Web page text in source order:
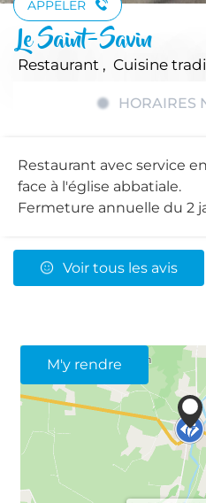
APPELER
Le Saint-Savin
Restaurant , Cuisine
HORAIRES
Restaurant avec service
face à l'église abbatiale.
Fermeture annuelle du 2
Voir tous les avis
M'y rendre